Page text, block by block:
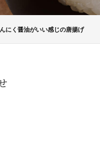
にく醤油がいい感じの唐揚げ